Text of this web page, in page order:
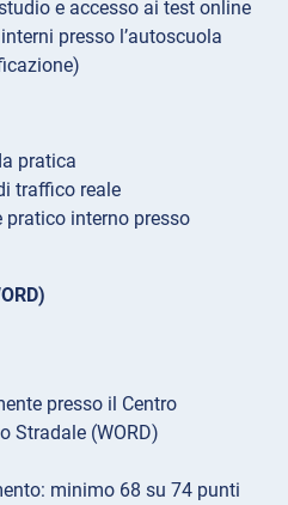
e accesso ai test online
presso l’autoscuola
pratica
traffico reale
pratico interno presso
presso il Centro
Stradale (WORD)
minimo 68 su 74 punti